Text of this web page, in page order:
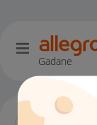
Gadane